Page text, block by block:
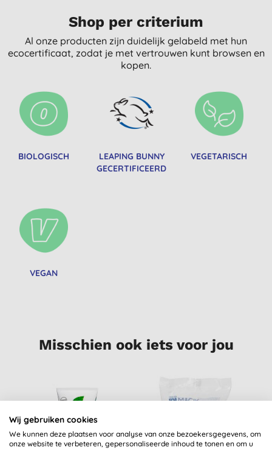
Shop per criterium
Al onze producten zijn duidelijk gelabeld met hun
ecocertificaat, zodat je met vertrouwen kunt browsen en
kopen.
BIOLOGISCH
LEAPING BUNNY
GECERTIFICEERD
VEGETARISCH
VEGAN
Misschien ook iets voor jou
Wij gebruiken cookies
We kunnen deze plaatsen voor analyse van onze bezoekersgegevens, om
onze website te verbeteren, gepersonaliseerde inhoud te tonen en om u